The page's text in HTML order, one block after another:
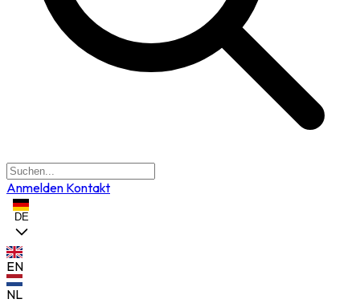
Anmelden Kontakt
DE
EN
NL